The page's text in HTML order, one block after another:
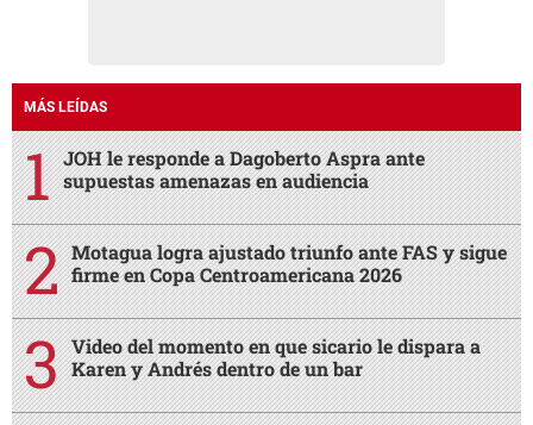
MÁS LEÍDAS
JOH le responde a Dagoberto Aspra ante
supuestas amenazas en audiencia
Motagua logra ajustado triunfo ante FAS y sigue
firme en Copa Centroamericana 2026
Video del momento en que sicario le dispara a
Karen y Andrés dentro de un bar